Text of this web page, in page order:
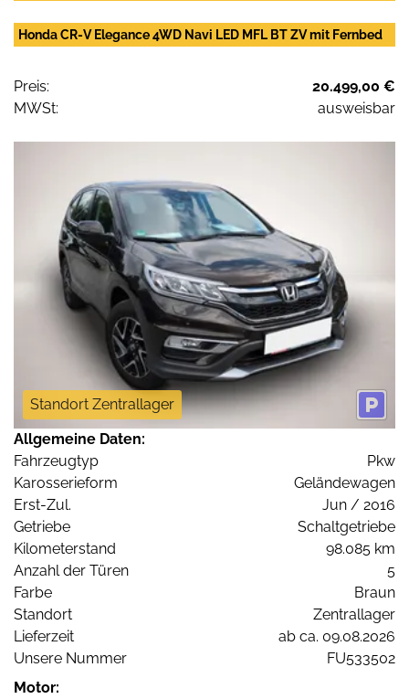
Honda CR-V Elegance 4WD Navi LED MFL BT ZV mit Fernbed
Preis:
20.499,00 €
MWSt:
ausweisbar
Standort Zentrallager
Allgemeine Daten:
Fahrzeugtyp
Pkw
Karosserieform
Geländewagen
Erst-Zul.
Jun / 2016
Getriebe
Schaltgetriebe
Kilometerstand
98.085 km
Anzahl der Türen
5
Farbe
Braun
Standort
Zentrallager
Lieferzeit
ab ca. 09.08.2026
Unsere Nummer
FU533502
Motor: